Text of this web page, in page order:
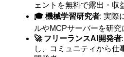
ェントを無料で露出・収
🎓 機械学習研究者: 実際
ルやMCPサーバーを研
🚀 フリーランスAI開発者
し、コミュニティから仕